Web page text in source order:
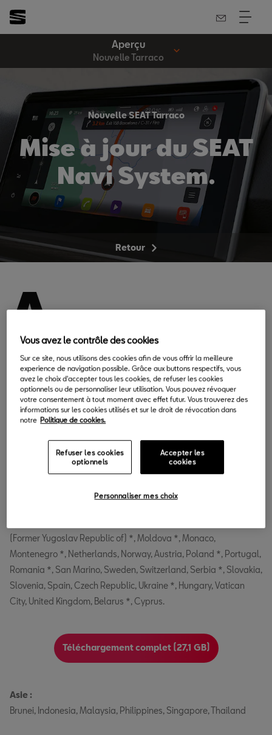
Aperçu
Nouvelle Tarraco
Nouvelle SEAT Tarraco
Mise à jour du SEAT
Navi System.
Retour
A
de votre système de navigation SEAT Tarraco. La mise à jour de
votre logiciel de navigation par satellite SEAT fournira à votre
système les dernières mises à jour sur les nouvelles routes,
itinéraires et POI dans tout votre pays.
Vous pouvez télécharger l'ensemble des données en une seule
Albania *, Andorra, Belgium, Bosnia and Herzegovina *, Bulgaria
*, Denmark, Germany, Estonia, Finland, France, Gibraltar,
(Former Yugoslav Republic of) *, Moldova *, Monaco,
Montenegro *, Netherlands, Norway, Austria, Poland *, Portugal,
Romania *, San Marino, Sweden, Switzerland, Serbia *, Slovakia,
Slovenia, Spain, Czech Republic, Ukraine *, Hungary, Vatican
City, United Kingdom, Belarus *, Cyprus.
Téléchargement complet (27,1 GB)
Asie :
Brunei, Indonesia, Malaysia, Philippines, Singapore, Thailand
Vous avez le contrôle des cookies
Sur ce site, nous utilisons des cookies afin de vous offrir la meilleure
experience de navigation possible. Grâce aux buttons respectifs, vous
avez le choix d'accepter tous les cookies, de refuser les cookies
optionnels ou de personnaliser leur utilisation. Vous pouvez révoquer
votre consentement à tout moment avec effet futur. Vous trouverez des
informations sur les cookies utilisés et sur le droit de révocation dans
notre Politique de cookies.
Refuser les cookies
optionnels
Accepter les
cookies
Personnaliser mes choix